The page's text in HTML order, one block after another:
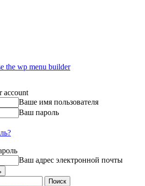
the wp menu builder
account
Ваше имя пользователя
Ваш пароль
Ваш адрес электронной почты